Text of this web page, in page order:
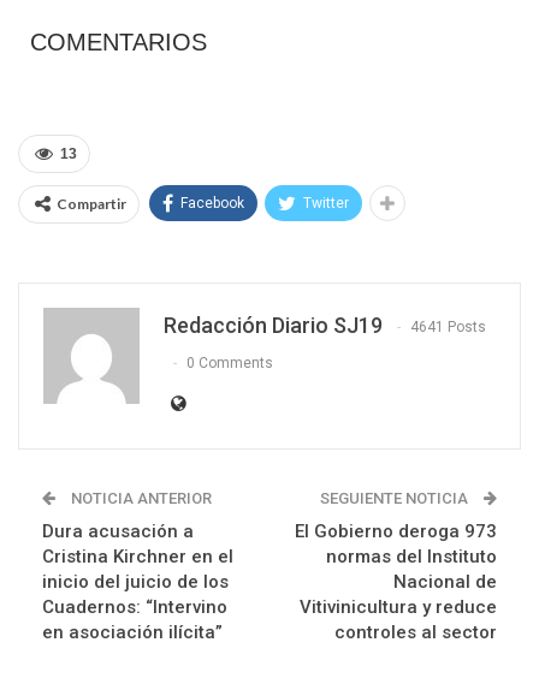
COMENTARIOS
13
Compartir Facebook Twitter
Redacción Diario SJ19 4641 Posts
0 Comments
NOTICIA ANTERIOR
Dura acusación a
Cristina Kirchner en el
inicio del juicio de los
Cuadernos: “Intervino
en asociación ilícita”
SEGUIENTE NOTICIA
El Gobierno deroga 973
normas del Instituto
Nacional de
Vitivinicultura y reduce
controles al sector